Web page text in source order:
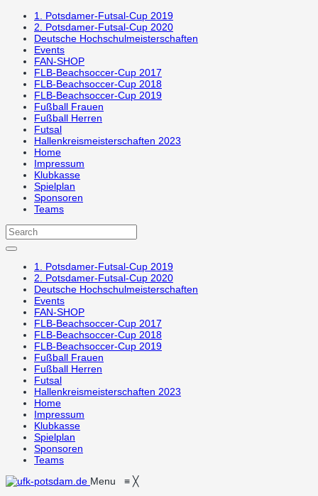
1. Potsdamer-Futsal-Cup 2019
2. Potsdamer-Futsal-Cup 2020
Deutsche Hochschulmeisterschaften
Events
FAN-SHOP
FLB-Beachsoccer-Cup 2017
FLB-Beachsoccer-Cup 2018
FLB-Beachsoccer-Cup 2019
Fußball Frauen
Fußball Herren
Futsal
Hallenkreismeisterschaften 2023
Home
Impressum
Klubkasse
Spielplan
Sponsoren
Teams
1. Potsdamer-Futsal-Cup 2019
2. Potsdamer-Futsal-Cup 2020
Deutsche Hochschulmeisterschaften
Events
FAN-SHOP
FLB-Beachsoccer-Cup 2017
FLB-Beachsoccer-Cup 2018
FLB-Beachsoccer-Cup 2019
Fußball Frauen
Fußball Herren
Futsal
Hallenkreismeisterschaften 2023
Home
Impressum
Klubkasse
Spielplan
Sponsoren
Teams
Menu ≡ ╳